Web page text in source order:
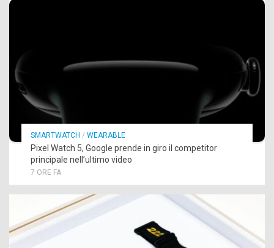
SMARTWATCH / WEARABLE
Pixel Watch 5, Google prende in giro il competitor
principale nell’ultimo video
7 ORE FA